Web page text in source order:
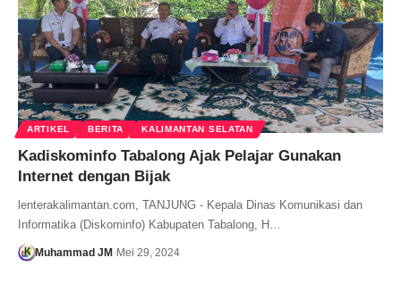
ARTIKEL BERITA KALIMANTAN SELATAN
Kadiskominfo Tabalong Ajak Pelajar Gunakan
Internet dengan Bijak
lenterakalimantan.com, TANJUNG - Kepala Dinas Komunikasi dan
Informatika (Diskominfo) Kabupaten Tabalong, H…
Muhammad JM Mei 29, 2024